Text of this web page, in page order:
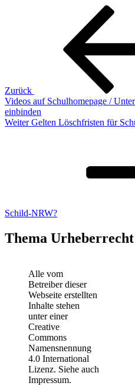
Beitragsnavigation
Zurück
Videos auf Schulhomepage /
einbinden
Nächster
Weiter Gelten Löschfristen für
Schild-NRW?
Thema Urheberrecht
Alle vom
Betreiber dieser
Webseite erstellten
Inhalte stehen
unter einer
Creative
Commons
Namensnennung
4.0 International
Lizenz. Siehe auch
Impressum.